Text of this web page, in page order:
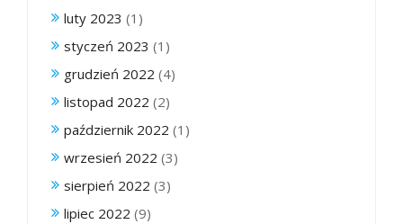
luty 2023 (1)
styczeń 2023 (1)
grudzień 2022 (4)
listopad 2022 (2)
październik 2022 (1)
wrzesień 2022 (3)
sierpień 2022 (3)
lipiec 2022 (9)